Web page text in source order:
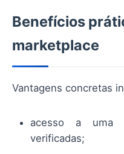
Benefícios
marketplace
Vantagens concretas
acesso a uma
verificadas;